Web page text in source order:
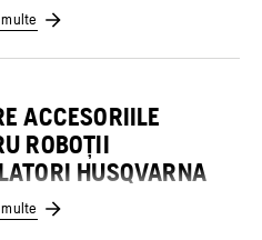
ACCESORIILE
ROBOȚII
HUSQVARNA